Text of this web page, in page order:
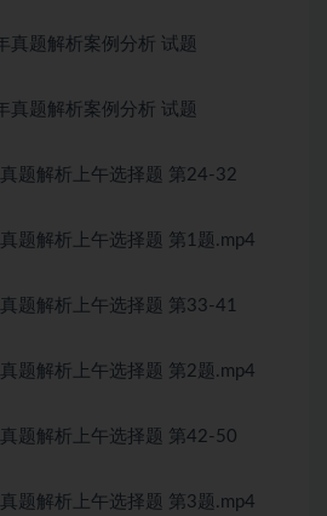
题解析案例分析 试题
题解析案例分析 试题
题解析上午选择题 第24-32
题解析上午选择题 第1题.mp4
题解析上午选择题 第33-41
题解析上午选择题 第2题.mp4
题解析上午选择题 第42-50
题解析上午选择题 第3题.mp4